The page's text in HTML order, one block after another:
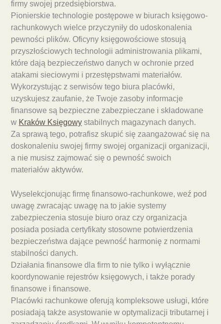
firmy swojej przedsiębiorstwa.
Pionierskie technologie postępowe w biurach księgowo-
rachunkowych wielce przyczyniły do udoskonalenia
pewności plików. Oficyny księgowościowe stosują
przyszłościowych technologii administrowania plikami,
które dają bezpieczeństwo danych w ochronie przed
atakami sieciowymi i przestępstwami materiałów.
Wykorzystując z serwisów tego biura placówki,
uzyskujesz zaufanie, że Twoje zasoby informacje
finansowe są bezpieczne zabezpieczane i składowane
w Kraków Księgowy stabilnych magazynach danych.
Za sprawą tego, potrafisz skupić się zaangażować się na
doskonaleniu swojej firmy swojej organizacji organizacji,
a nie musisz zajmować się o pewność swoich
materiałów aktywów.
Wyselekcjonując firmę finansowo-rachunkowe, weź pod
uwagę zwracając uwagę na to jakie systemy
zabezpieczenia stosuje biuro oraz czy organizacja
posiada posiada certyfikaty stosowne potwierdzenia
bezpieczeństwa dające pewność harmonię z normami
stabilności danych.
Działania finansowe dla firm to nie tylko i wyłącznie
koordynowanie rejestrów księgowych, i także porady
finansowe i finansowe.
Placówki rachunkowe oferują kompleksowe usługi, które
posiadają także asystowanie w optymalizacji tributarnej i